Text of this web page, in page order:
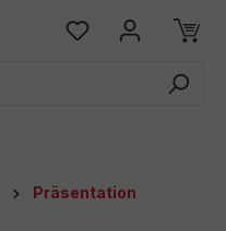
Präsentation